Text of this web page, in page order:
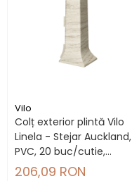
Vilo
Colț exterior plintă Vilo
Linela - Stejar Auckland,
PVC, 20 buc/cutie,
compatibil plintă 80 mm
206,09 RON